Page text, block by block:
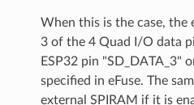
When this is the case, the
3 of the 4 Quad I/O data
ESP32 pin "SD_DATA_3"
specified in eFuse. The
external SPIRAM if it is